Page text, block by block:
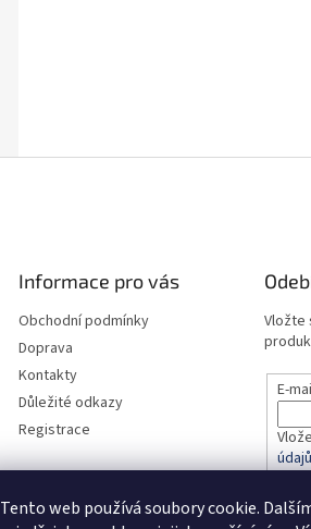
Tento web používá soubory cookie.
Informace pro vás
Obchodní podmínky
Doprava
Kontakty
Důležité odkazy
Registrace
Vložte
E-
údajů